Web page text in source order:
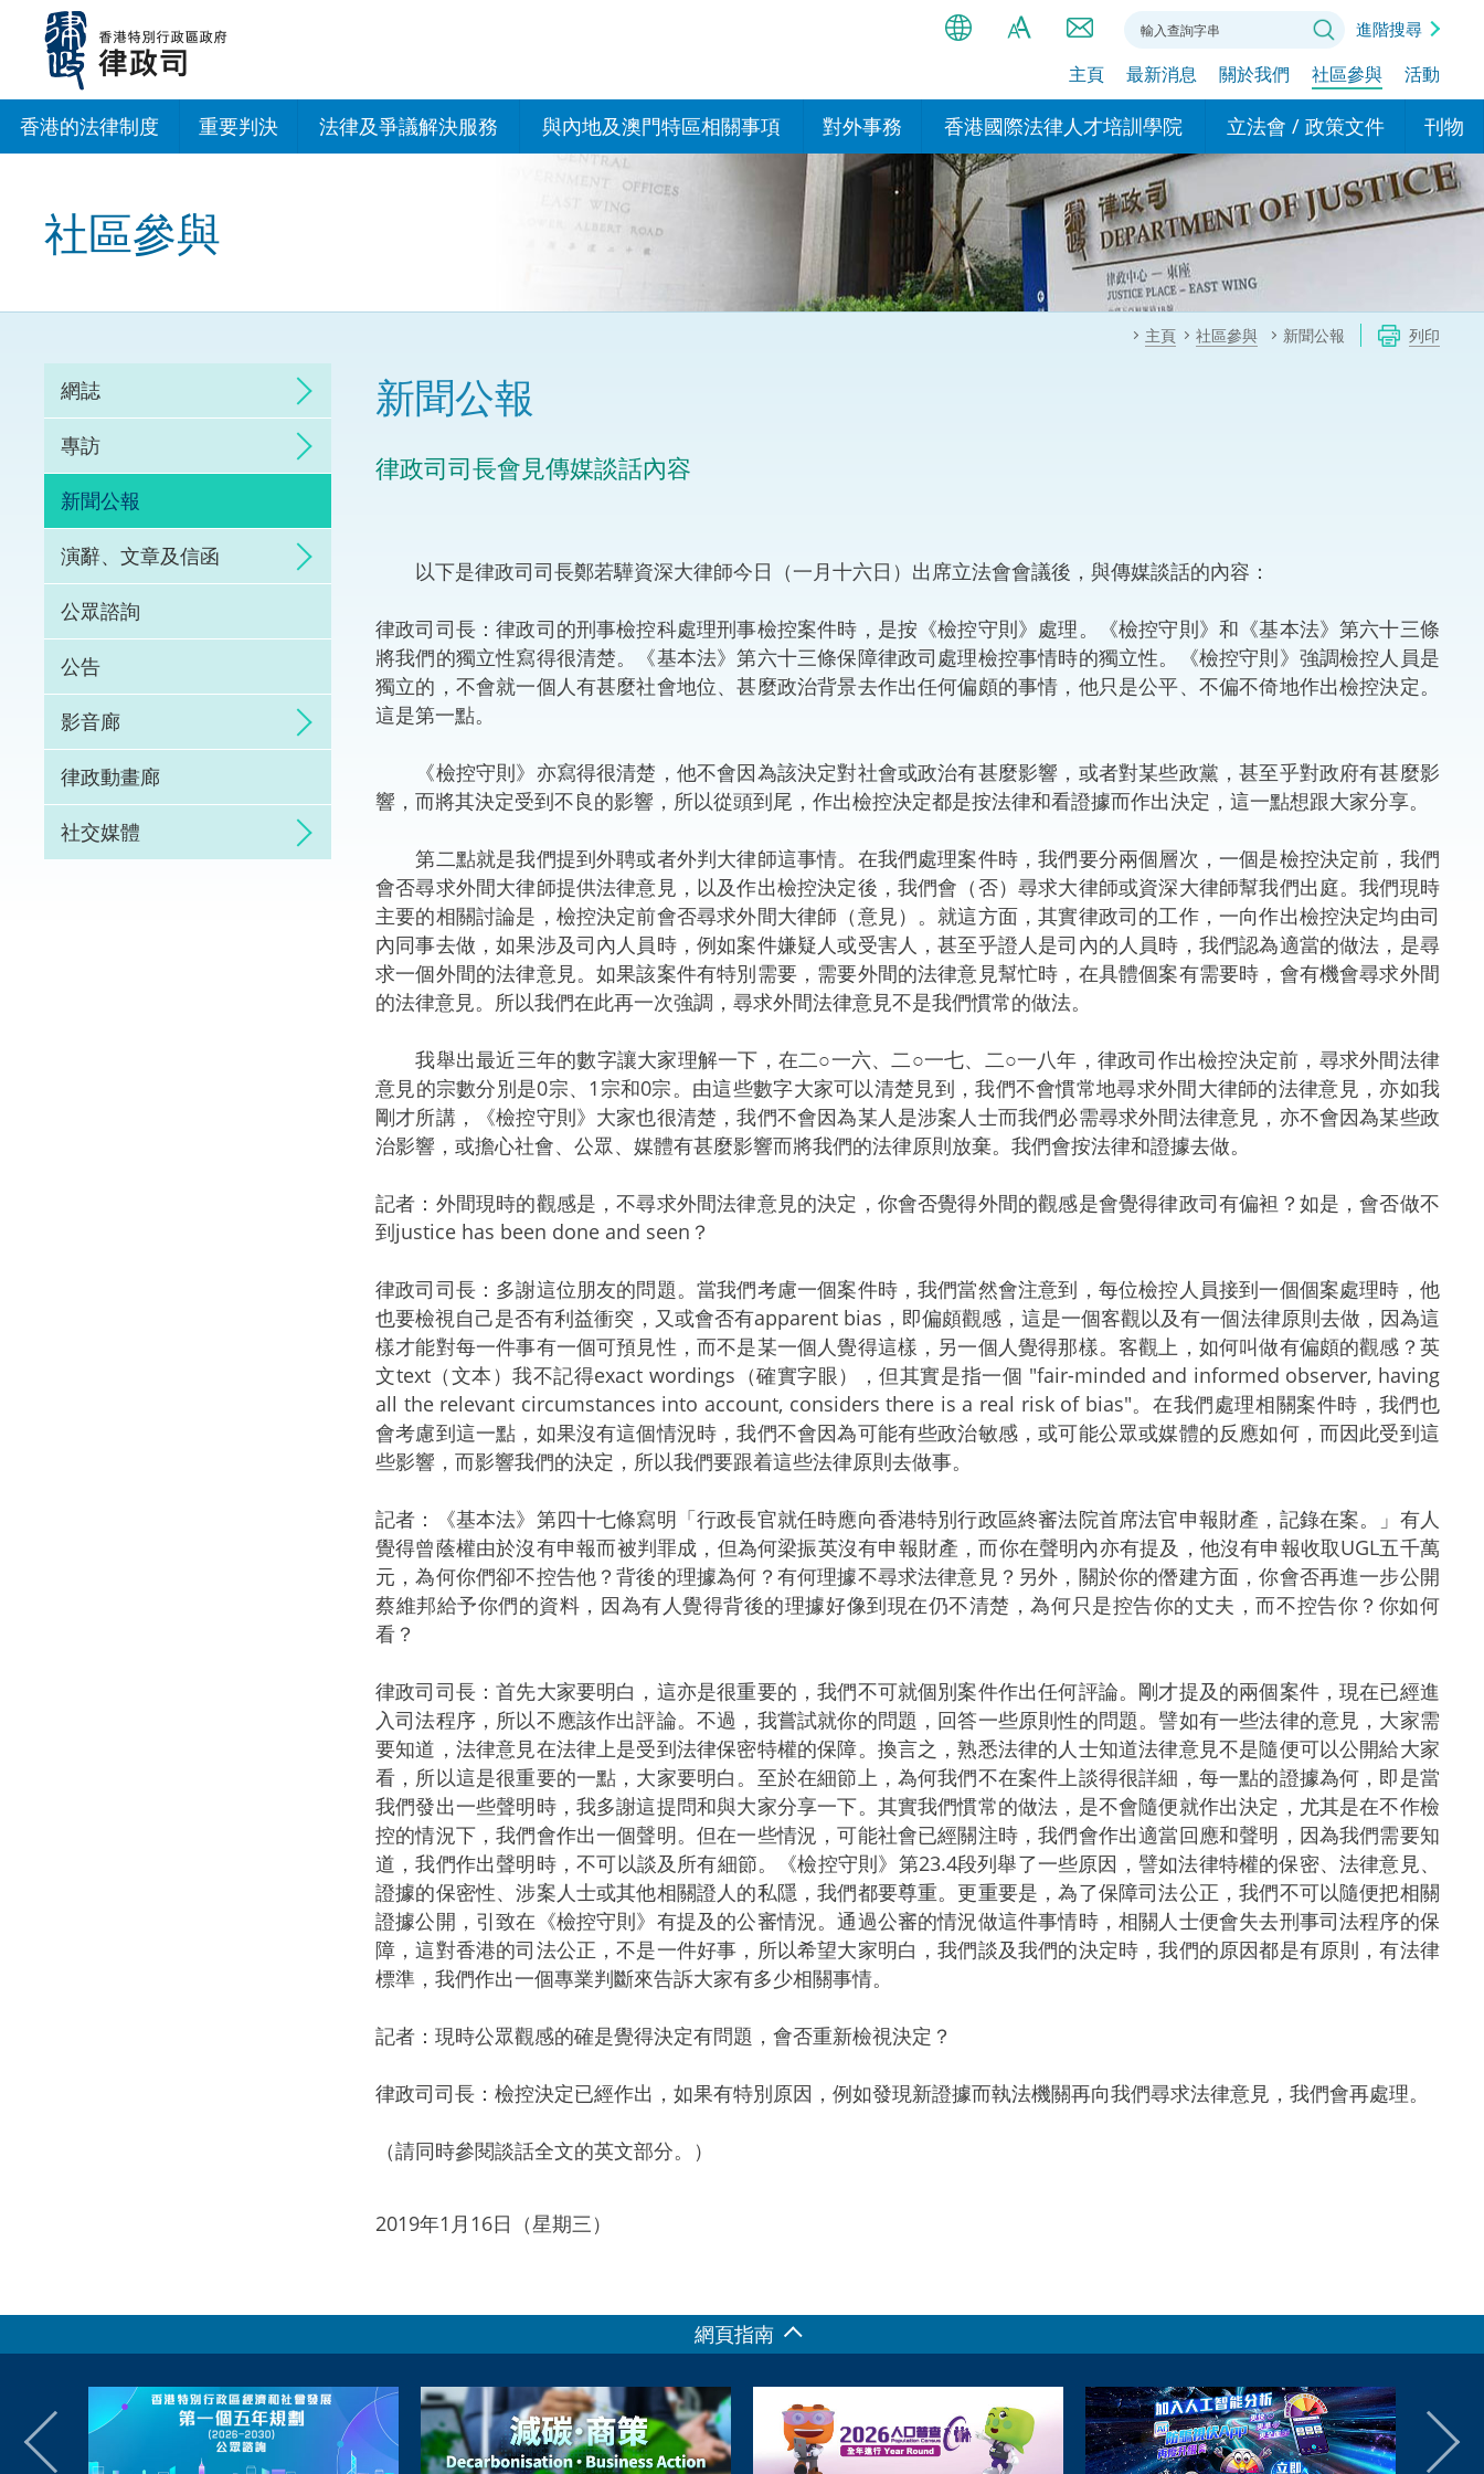
內
简
EN
Bahasa Indonesia (印尼語)
हिन्दी (印度語)
नेपाली (尼泊爾語)
A
A
進階搜尋
主頁 最新消息 關於我們 社區參與 活動
香港的法律制度 重要判決 法律及爭議解決服務
訴訟
網上爭議解決及法律科技
體育爭議解決先導計劃
能力建設
法律樞紐
促成交易和爭議解決服務中心
與內地及澳門特區相關事項
與內地的安排
香港與內地相互認可和執行民
商事案件判決的安排
關於建立更緊密經貿關係的安
與澳門特區的安排
粵港澳大灣區
對外事務
國際政府機構在香港設立辦事
處或運作
多邊協定
其他協定
香港國際法律人才培訓學院
我們的學院
我們的專家委員會
我們的辦公室
我們的培訓課程和能力建設項
立法會 / 政策文件
現行政策措施
政策文件
特別財務委員會
刊物
基本
民事
刑事
一般
社區參與
主頁 社區參與 新聞公報 列印
網誌
專訪
新聞公報
演辭、文章及信函
公眾諮詢
公告
影音廊
律政動畫廊
社交媒體
新聞公報
律政司司長會見傳媒談話內容
以下是律政司司長鄭若驊資深大律師今日（一月十六日）出席立法會會議後，與傳媒談話的內容：
律政司司長：律政司的刑事檢控科處理刑事檢控案件時，是按《檢控守則》處理。《檢控守則》和《基本法》第六十三條
將我們的獨立性寫得很清楚。《基本法》第六十三條保障律政司處理檢控事情時的獨立性。《檢控守則》強調檢控人員是
獨立的，不會就一個人有甚麼社會地位、甚麼政治背景去作出任何偏頗的事情，他只是公平、不偏不倚地作出檢控決定。
這是第一點。
《檢控守則》亦寫得很清楚，他不會因為該決定對社會或政治有甚麼影響，或者對某些政黨，甚至乎對政府有甚麼影
響，而將其決定受到不良的影響，所以從頭到尾，作出檢控決定都是按法律和看證據而作出決定，這一點想跟大家分享。
第二點就是我們提到外聘或者外判大律師這事情。在我們處理案件時，我們要分兩個層次，一個是檢控決定前，我們
會否尋求外間大律師提供法律意見，以及作出檢控決定後，我們會（否）尋求大律師或資深大律師幫我們出庭。我們現時
主要的相關討論是，檢控決定前會否尋求外間大律師（意見）。就這方面，其實律政司的工作，一向作出檢控決定均由司
內同事去做，如果涉及司內人員時，例如案件嫌疑人或受害人，甚至乎證人是司內的人員時，我們認為適當的做法，是尋
求一個外間的法律意見。如果該案件有特別需要，需要外間的法律意見幫忙時，在具體個案有需要時，會有機會尋求外間
的法律意見。所以我們在此再一次強調，尋求外間法律意見不是我們慣常的做法。
我舉出最近三年的數字讓大家理解一下，在二○一六、二○一七、二○一八年，律政司作出檢控決定前，尋求外間法律
意見的宗數分別是0宗、1宗和0宗。由這些數字大家可以清楚見到，我們不會慣常地尋求外間大律師的法律意見，亦如我
剛才所講，《檢控守則》大家也很清楚，我們不會因為某人是涉案人士而我們必需尋求外間法律意見，亦不會因為某些政
治影響，或擔心社會、公眾、媒體有甚麼影響而將我們的法律原則放棄。我們會按法律和證據去做。
記者：外間現時的觀感是，不尋求外間法律意見的決定，你會否覺得外間的觀感是會覺得律政司有偏袒？如是，會否做不
到justice has been done and seen？
律政司司長：多謝這位朋友的問題。當我們考慮一個案件時，我們當然會注意到，每位檢控人員接到一個個案處理時，他
也要檢視自己是否有利益衝突，又或會否有apparent bias，即偏頗觀感，這是一個客觀以及有一個法律原則去做，因為這
樣才能對每一件事有一個可預見性，而不是某一個人覺得這樣，另一個人覺得那樣。客觀上，如何叫做有偏頗的觀感？英
文text（文本）我不記得exact wordings（確實字眼），但其實是指一個 "fair-minded and informed observer, having
all the relevant circumstances into account, considers there is a real risk of bias"。在我們處理相關案件時，我們也
會考慮到這一點，如果沒有這個情況時，我們不會因為可能有些政治敏感，或可能公眾或媒體的反應如何，而因此受到這
些影響，而影響我們的決定，所以我們要跟着這些法律原則去做事。
記者：《基本法》第四十七條寫明「行政長官就任時應向香港特別行政區終審法院首席法官申報財產，記錄在案。」有人
覺得曾蔭權由於沒有申報而被判罪成，但為何梁振英沒有申報財產，而你在聲明內亦有提及，他沒有申報收取UGL五千萬
元，為何你們卻不控告他？背後的理據為何？有何理據不尋求法律意見？另外，關於你的僭建方面，你會否再進一步公開
蔡維邦給予你們的資料，因為有人覺得背後的理據好像到現在仍不清楚，為何只是控告你的丈夫，而不控告你？你如何
看？
律政司司長：首先大家要明白，這亦是很重要的，我們不可就個別案件作出任何評論。剛才提及的兩個案件，現在已經進
入司法程序，所以不應該作出評論。不過，我嘗試就你的問題，回答一些原則性的問題。譬如有一些法律的意見，大家需
要知道，法律意見在法律上是受到法律保密特權的保障。換言之，熟悉法律的人士知道法律意見不是隨便可以公開給大家
看，所以這是很重要的一點，大家要明白。至於在細節上，為何我們不在案件上談得很詳細，每一點的證據為何，即是當
我們發出一些聲明時，我多謝這提問和與大家分享一下。其實我們慣常的做法，是不會隨便就作出決定，尤其是在不作檢
控的情況下，我們會作出一個聲明。但在一些情況，可能社會已經關注時，我們會作出適當回應和聲明，因為我們需要知
道，我們作出聲明時，不可以談及所有細節。《檢控守則》第23.4段列舉了一些原因，譬如法律特權的保密、法律意見、
證據的保密性、涉案人士或其他相關證人的私隱，我們都要尊重。更重要是，為了保障司法公正，我們不可以隨便把相關
證據公開，引致在《檢控守則》有提及的公審情況。通過公審的情況做這件事情時，相關人士便會失去刑事司法程序的保
障，這對香港的司法公正，不是一件好事，所以希望大家明白，我們談及我們的決定時，我們的原因都是有原則，有法律
標準，我們作出一個專業判斷來告訴大家有多少相關事情。
記者：現時公眾觀感的確是覺得決定有問題，會否重新檢視決定？
律政司司長：檢控決定已經作出，如果有特別原因，例如發現新證據而執法機關再向我們尋求法律意見，我們會再處理。
（請同時參閱談話全文的英文部分。）
2019年1月16日（星期三）
網頁指南